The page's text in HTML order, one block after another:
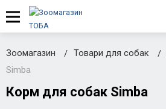
Зоомагазин Товари для собак
Simba
Корм для собак Simba